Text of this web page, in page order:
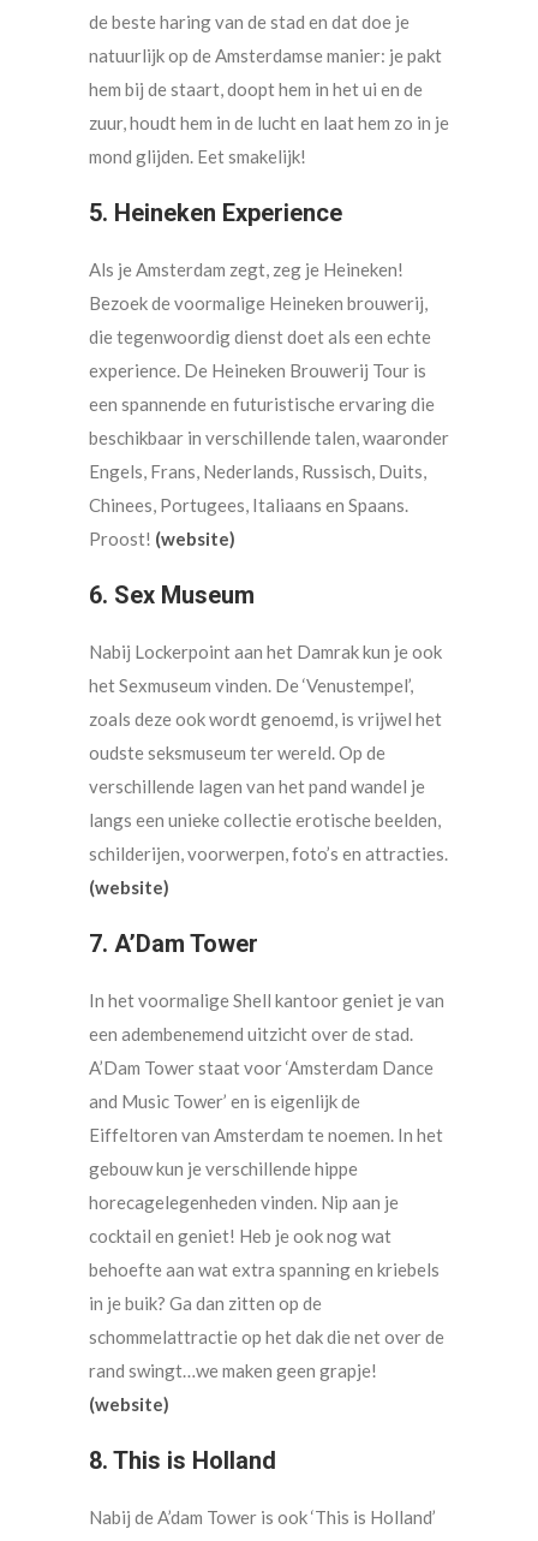
de beste haring van de stad en dat doe je
natuurlijk op de Amsterdamse manier: je pakt
hem bij de staart, doopt hem in het ui en de
zuur, houdt hem in de lucht en laat hem zo in je
mond glijden. Eet smakelijk!
5. Heineken Experience
Als je Amsterdam zegt, zeg je Heineken!
Bezoek de voormalige Heineken brouwerij,
die tegenwoordig dienst doet als een echte
experience. De Heineken Brouwerij Tour is
een spannende en futuristische ervaring die
beschikbaar in verschillende talen, waaronder
Engels, Frans, Nederlands, Russisch, Duits,
Chinees, Portugees, Italiaans en Spaans.
Proost! (website)
6. Sex Museum
Nabij Lockerpoint aan het Damrak kun je ook
het Sexmuseum vinden. De ‘Venustempel’,
zoals deze ook wordt genoemd, is vrijwel het
oudste seksmuseum ter wereld. Op de
verschillende lagen van het pand wandel je
langs een unieke collectie erotische beelden,
schilderijen, voorwerpen, foto’s en attracties.
(website)
7. A’Dam Tower
In het voormalige Shell kantoor geniet je van
een adembenemend uitzicht over de stad.
A’Dam Tower staat voor ‘Amsterdam Dance
and Music Tower’ en is eigenlijk de
Eiffeltoren van Amsterdam te noemen. In het
gebouw kun je verschillende hippe
horecagelegenheden vinden. Nip aan je
cocktail en geniet! Heb je ook nog wat
behoefte aan wat extra spanning en kriebels
in je buik? Ga dan zitten op de
schommelattractie op het dak die net over de
rand swingt…we maken geen grapje!
(website)
8. This is Holland
Nabij de A’dam Tower is ook ‘This is Holland’